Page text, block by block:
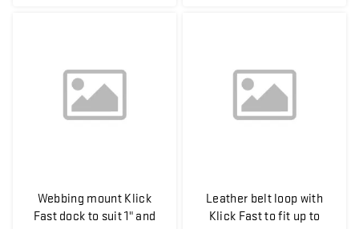
Webbing mount Klick
Fast dock to suit 1" and
Leather belt loop with
Klick Fast to fit up to